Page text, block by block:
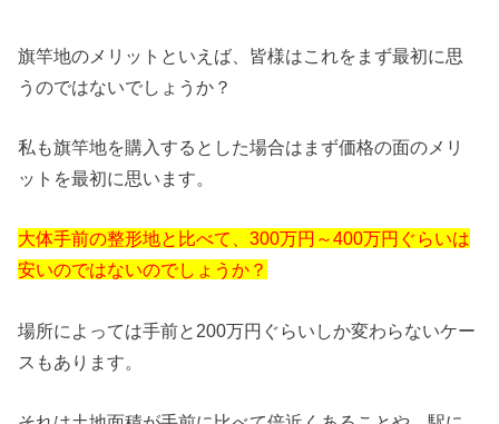
旗竿地のメリットといえば、皆様はこれをまず最初に思
うのではないでしょうか？
私も旗竿地を購入するとした場合はまず価格の面のメリ
ットを最初に思います。
大体手前の整形地と比べて、300万円～400万円ぐらいは
安いのではないのでしょうか？
場所によっては手前と200万円ぐらいしか変わらないケー
スもあります。